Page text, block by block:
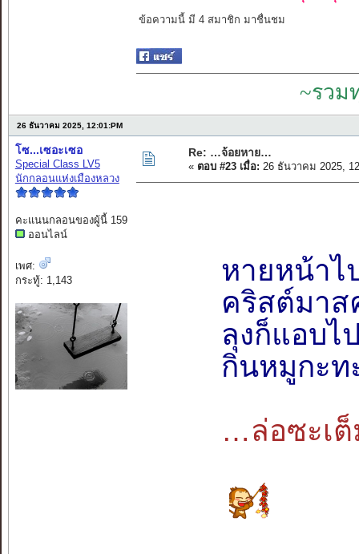
ข้อความนี้ มี 4 สมาชิก มาชื่นชม
~รวม
26 ธันวาคม 2025, 12:01:PM
โซ...เซอะเซอ
Special Class LV5
นักกลอนแห่งเมืองหลวง
คะแนนกลอนของผู้นี้ 159
ออนไลน์
เพศ:
กระทู้: 1,143
Re: …จ้อยหาย…
« ตอบ #23 เมื่อ: 26 ธันวาคม 2025,
หายหน้าไ
คริสต์มาส
ลุงก็แอบไ
กินหมูกะท
…ล่อซะเ